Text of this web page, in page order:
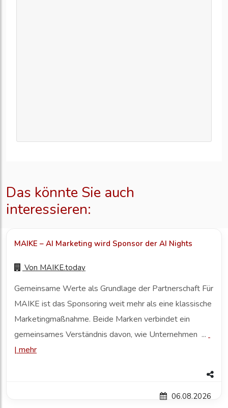
Das könnte Sie auch
interessieren:
MAIKE – AI Marketing wird Sponsor der AI Nights
Von MAIKE.today
Gemeinsame Werte als Grundlage der Partnerschaft Für
MAIKE ist das Sponsoring weit mehr als eine klassische
Marketingmaßnahme. Beide Marken verbindet ein
gemeinsames Verständnis davon, wie Unternehmen ...
| mehr
06.08.2026